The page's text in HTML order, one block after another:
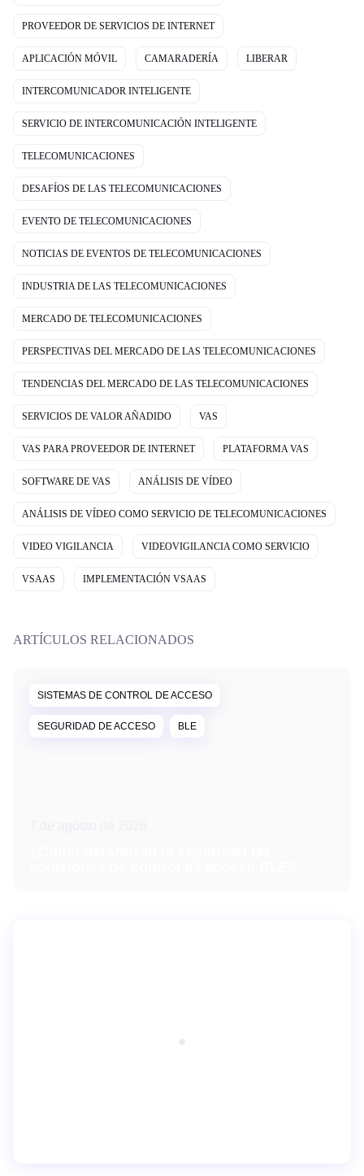
PROVEEDOR DE SERVICIOS DE INTERNET
APLICACIÓN MÓVIL CAMARADERÍA LIBERAR
INTERCOMUNICADOR INTELIGENTE
SERVICIO DE INTERCOMUNICACIÓN INTELIGENTE
TELECOMUNICACIONES
DESAFÍOS DE LAS TELECOMUNICACIONES
EVENTO DE TELECOMUNICACIONES
NOTICIAS DE EVENTOS DE TELECOMUNICACIONES
INDUSTRIA DE LAS TELECOMUNICACIONES
MERCADO DE TELECOMUNICACIONES
PERSPECTIVAS DEL MERCADO DE LAS TELECOMUNICACIONES
TENDENCIAS DEL MERCADO DE LAS TELECOMUNICACIONES
SERVICIOS DE VALOR AÑADIDO VAS
VAS PARA PROVEEDOR DE INTERNET PLATAFORMA VAS
SOFTWARE DE VAS ANÁLISIS DE VÍDEO
ANÁLISIS DE VÍDEO COMO SERVICIO DE TELECOMUNICACIONES
VIDEO VIGILANCIA VIDEOVIGILANCIA COMO SERVICIO
VSAAS IMPLEMENTACIÓN VSAAS
ARTÍCULOS RELACIONADOS
SISTEMAS DE CONTROL DE ACCESO
SEGURIDAD DE ACCESO BLE